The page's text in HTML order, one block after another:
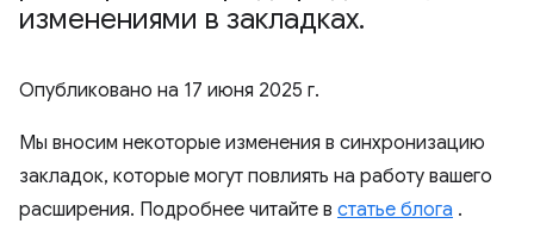
изменениями в закладках.
Опубликовано на 17 июня 2025 г.
Мы вносим некоторые изменения в синхронизацию
закладок, которые могут повлиять на работу вашего
расширения. Подробнее читайте в статье блога .